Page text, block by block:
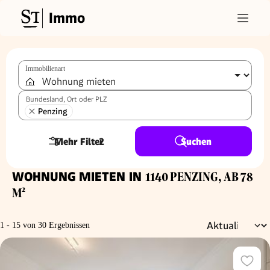
Immo
Immobilienart
Bundesland, Ort oder PLZ
Penzing
Mehr Filter
2 Suchen
WOHNUNG MIETEN IN 1140 PENZING, AB 78
M²
1 - 15 von 30 Ergebnissen